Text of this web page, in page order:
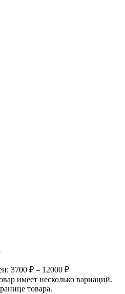
3700 ₽ – 12000 ₽
имеет несколько вариаций.
товара.